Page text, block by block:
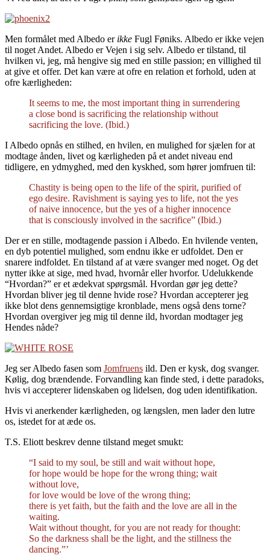
Men formålet med Albedo er ikke Fugl Føniks. Albedo er ikke vejen
til noget Andet. Albedo er Vejen i sig selv. Albedo er tilstand, til
hvilken vi, jeg, må hengive sig med en stille passion; en villighed til
at give et offer. Det kan være at ofre en relation et forhold, uden at
ofre kærligheden:
It seems to me, the most important thing in surrendering
a close bond is sacrificing the relationship without
sacrificing the love. (Ibid.)
I Albedo opnås en stilhed, en hvilen, en mulighed for sjælen for at
modtage ånden, livet og kærligheden på et andet niveau end
tidligere, en ydmyghed, med den kyskhed, som hører jomfruen til:
Chastity is being open to the life of the spirit, purified of
ego desire. Ravishment is saying yes to life, not the yes
of naive innocence, but the yes of a higher innocence
that is consciously involved in the sacrifice” (Ibid.)
Der er en stille, modtagende passion i Albedo. En hvilende venten,
en dyb potentiel mulighed, som endnu ikke er udfoldet. Den er
snarere indfoldet. En tilstand af at være svanger med noget. Og det
nytter ikke at sige, med hvad, hvornår eller hvorfor. Udelukkende
“Hvordan?” er et ædekvat spørgsmål. Hvordan gør jeg dette?
Hvordan bliver jeg til denne hvide rose? Hvordan accepterer jeg
ikke blot dens gennemsigtige kronblade, mens også dens torne?
Hvordan overgiver jeg mig til denne ild, hvordan modtager jeg
Hendes nåde?
Jeg ser Albedo fasen som Jomfruens ild. Den er kysk, dog svanger.
Kølig, dog brændende. Forvandling kan finde sted, i dette paradoks,
hvis vi accepterer lidenskaben og lidelsen, dog uden identifikation.
Hvis vi anerkender kærligheden, og længslen, men lader den lutre
os, istedet for at æde os.
T.S. Eliott beskrev denne tilstand meget smukt:
“I said to my soul, be still and wait without hope,
for hope would be hope for the wrong thing; wait
without love,
for love would be love of the wrong thing;
there is yet faith, but the faith and the love are all in the
waiting.
Wait without thought, for you are not ready for thought:
So the darkness shall be the light, and the stillness the
dancing.”’